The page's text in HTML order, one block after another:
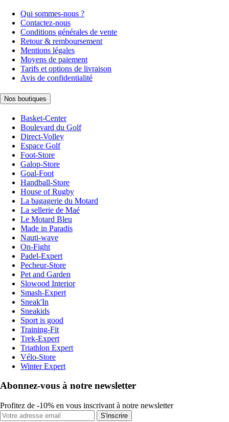
Qui sommes-nous ?
Contactez-nous
Conditions générales de vente
Retour & remboursement
Mentions légales
Moyens de paiement
Tarifs et options de livraison
Avis de confidentialité
Nos boutiques
Basket-Center
Boulevard du Golf
Direct-Volley
Espace Golf
Foot-Store
Galop-Store
Goal-Foot
Handball-Store
House of Rugby
La bagagerie du Motard
La sellerie de Maé
Le Motard Bleu
Made in Paradis
Nauti-wave
On-Fight
Padel-Expert
Pecheur-Store
Pet and Garden
Slowood Interior
Smash-Expert
Sneak'In
Sneakids
Sport is good
Training-Fit
Trek-Expert
Triathlon Expert
Vélo-Store
Winter Expert
Abonnez-vous à notre newsletter
Profitez de -10% en vous inscrivant à notre newsletter
S'inscrire